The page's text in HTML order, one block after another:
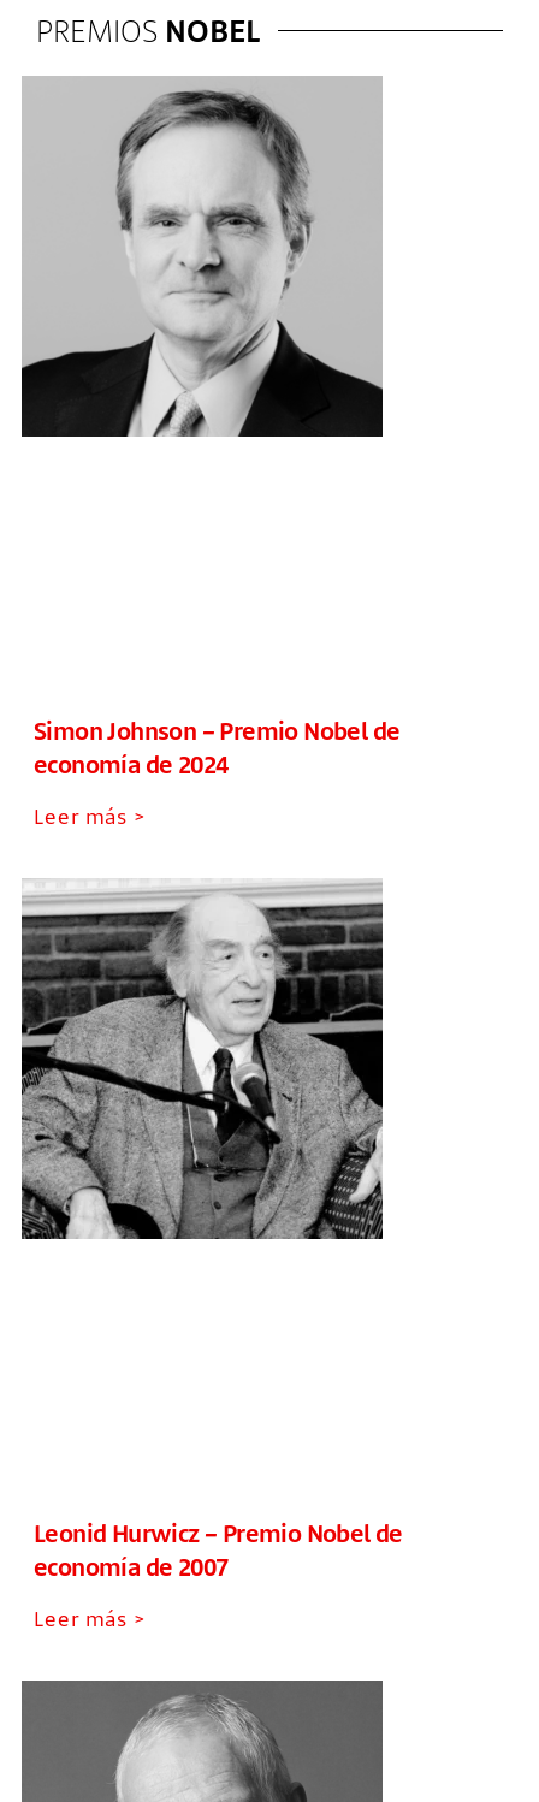
PREMIOS NOBEL
Simon Johnson – Premio Nobel de
economía de 2024
Leer más >
Leonid Hurwicz – Premio Nobel de
economía de 2007
Leer más >